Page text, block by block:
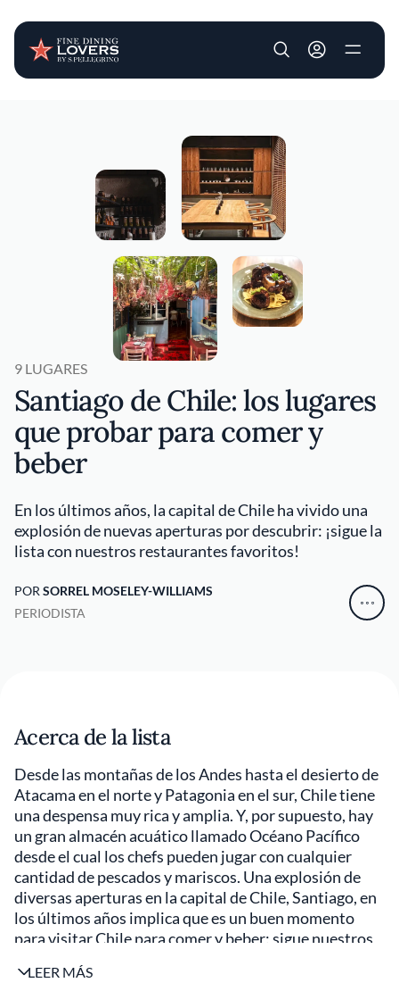
User account
9 LUGARES
Santiago de Chile: los lugares
que probar para comer y
beber
En los últimos años, la capital de Chile ha vivido una
explosión de nuevas aperturas por descubrir: ¡sigue la
lista con nuestros restaurantes favoritos!
POR SORREL MOSELEY-WILLIAMS
PERIODISTA
Acerca de la lista
Desde las montañas de los Andes hasta el desierto de
Atacama en el norte y Patagonia en el sur, Chile tiene
una despensa muy rica y amplia. Y, por supuesto, hay
un gran almacén acuático llamado Océano Pacífico
desde el cual los chefs pueden jugar con cualquier
cantidad de pescados y mariscos. Una explosión de
diversas aperturas en la capital de Chile, Santiago, en
los últimos años implica que es un buen momento
para visitar Chile para comer y beber: sigue nuestros
LEER MÁS